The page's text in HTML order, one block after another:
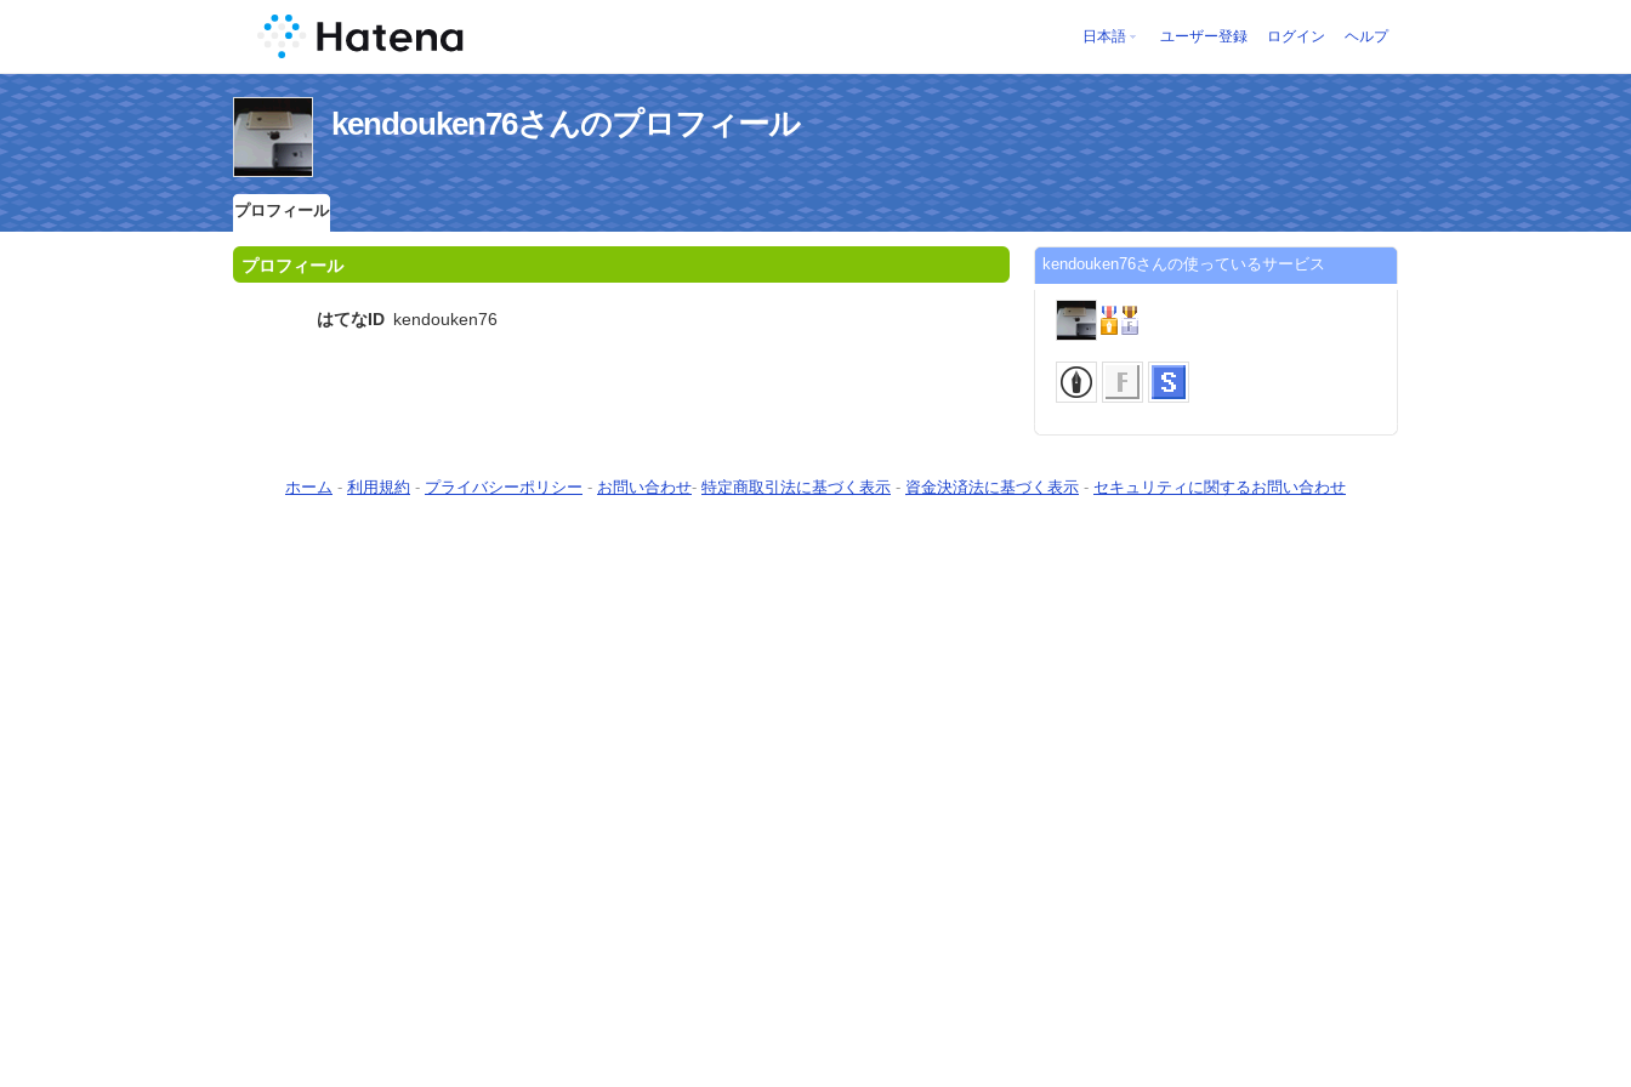
日本語 ユーザー登録 ログイン ヘルプ
kendouken76さんのプロフィール
プロフィール
プロフィール
はてなID kendouken76
kendouken76さんの使っているサービス
ホーム - 利用規約 - プライバシーポリシー - お問い合わせ- 特定商取引法に基づく表示 - 資金決済法に基づく表示 - セキュリティに関するお問い合わせ